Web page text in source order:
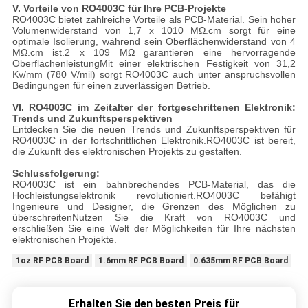
V. Vorteile von RO4003C für Ihre PCB-Projekte
RO4003C bietet zahlreiche Vorteile als PCB-Material. Sein hoher
Volumenwiderstand von 1,7 x 1010 MΩ.cm sorgt für eine
optimale Isolierung, während sein Oberflächenwiderstand von 4
MΩ.cm ist.2 x 109 MΩ garantieren eine hervorragende
OberflächenleistungMit einer elektrischen Festigkeit von 31,2
Kv/mm (780 V/mil) sorgt RO4003C auch unter anspruchsvollen
Bedingungen für einen zuverlässigen Betrieb.
VI. RO4003C im Zeitalter der fortgeschrittenen Elektronik:
Trends und Zukunftsperspektiven
Entdecken Sie die neuen Trends und Zukunftsperspektiven für
RO4003C in der fortschrittlichen Elektronik.RO4003C ist bereit,
die Zukunft des elektronischen Projekts zu gestalten.
Schlussfolgerung:
RO4003C ist ein bahnbrechendes PCB-Material, das die
Hochleistungselektronik revolutioniert.RO4003C befähigt
Ingenieure und Designer, die Grenzen des Möglichen zu
überschreitenNutzen Sie die Kraft von RO4003C und
erschließen Sie eine Welt der Möglichkeiten für Ihre nächsten
elektronischen Projekte.
1oz RF PCB Board 1.6mm RF PCB Board 0.635mm RF PCB Board
Erhalten Sie den besten Preis für